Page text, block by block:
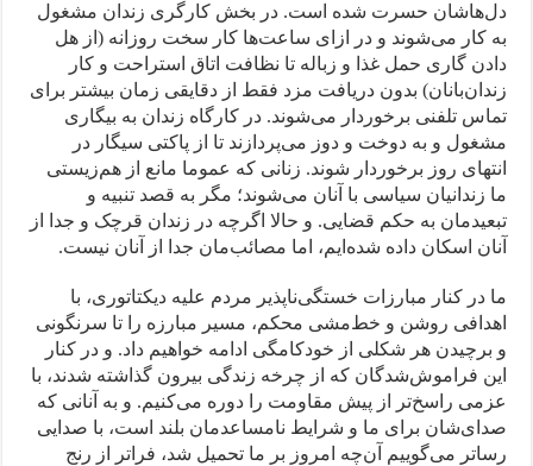
دل‌هاشان حسرت شده است. در بخش کارگری زندان مشغول
به کار می‌شوند و در ازای ساعت‌ها کار سخت روزانه (از هل
دادن گاری حمل غذا و زباله تا نظافت اتاق استراحت و کار
زندان‌بانان) بدون دریافت مزد فقط از دقایقی زمان بیشتر برای
تماس تلفنی برخوردار می‌شوند. در کارگاه زندان به بیگاری
مشغول و به دوخت و دوز می‌پردازند تا از پاکتی سیگار در
انتهای روز برخوردار شوند. زنانی که عموما مانع از هم‌زیستی
ما زندانیان سیاسی با آنان می‌شوند؛ مگر به قصد تنبیه و
تبعیدمان به حکم قضایی. و حالا اگرچه در زندان قرچک و جدا از
آنان اسکان داده شده‌ایم، اما مصائب‌مان جدا از آنان نیست.
ما در کنار مبارزات خستگی‌ناپذیر مردم علیه دیکتاتوری، با
اهدافی روشن و خط‌مشی محکم، مسیر مبارزه را تا سرنگونی
و برچیدن هر شکلی از خودکامگی ادامه خواهیم داد. و در کنار
این فراموش‌شدگان که از چرخه زندگی بیرون گذاشته شدند، با
عزمی راسخ‌تر از پیش مقاومت را دوره می‌کنیم. و به آنانی که
صدای‌شان برای ما و شرایط نامساعدمان بلند است، با صدایی
رساتر می‌گوییم آن‌چه امروز بر ما تحمیل شد، فراتر از رنج